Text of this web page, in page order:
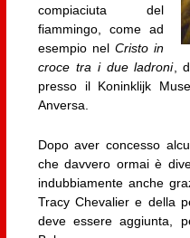
compiaciuta del
fiammingo, come ad
esempio nel Cristo in
croce tra i due ladroni,
presso il Koninklijk
Anversa.
Dopo aver concesso
che davvero ormai è
indubbiamente anche
Tracy Chevalier e della
deve essere aggiunta,